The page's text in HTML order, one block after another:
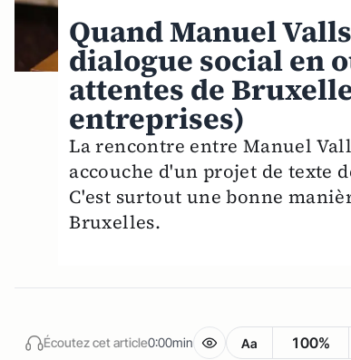
Quand Manuel
dialogue social en
attentes de
entreprises)
La rencontre entre Manuel
accouche d'un projet de texte
C'est surtout une bonne
Bruxelles.
Écoutez cet article0:00min Aa 100%